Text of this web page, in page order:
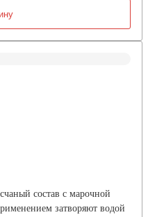
состав с марочной
затворяют водой